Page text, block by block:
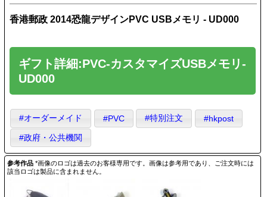
香港郵政 2014恐龍デザインPVC USBメモリ - UD000
ギフト詳細:PVC-カスタマイズUSBメモリ-
UD000
#オーダーメイド #PVC #特別注文
#hkpost
#政府・公共機関
参考作品 *画像のロゴは過去のお客様専用です。画像は参考用であり、ご注文時には
該当ロゴは製品に含まれません。